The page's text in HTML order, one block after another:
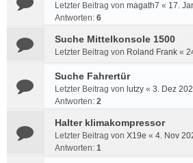
Letzter Beitrag von magath7 « 17.
Antworten: 6
Suche Mittelkonsole 1500
Letzter Beitrag von Roland Frank «
Suche Fahrertür
Letzter Beitrag von lutzy « 3. Dez
Antworten: 2
Halter klimakompressor
Letzter Beitrag von X19e « 4. Nov
Antworten: 1